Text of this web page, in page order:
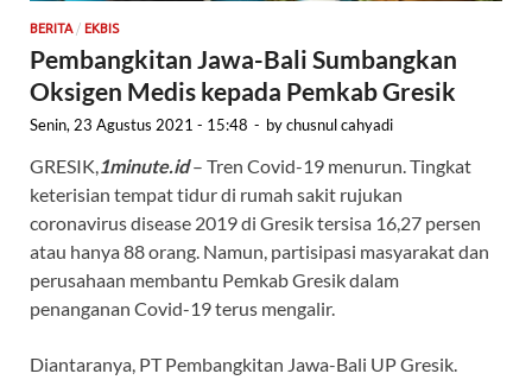
BERITA/ EKBIS
Pembangkitan Jawa-Bali Sumbangkan
Oksigen Medis kepada Pemkab Gresik
Senin, 23 Agustus 2021 - 15:48 - bychusnul cahyadi
GRESIK,1minute.id– Tren Covid-19 menurun. Tingkat
keterisian tempat tidur di rumah sakit rujukan
coronavirus disease 2019 di Gresik tersisa 16,27 persen
atau hanya 88 orang. Namun, partisipasi masyarakat dan
perusahaan membantu Pemkab Gresik dalam
penanganan Covid-19 terus mengalir.
Diantaranya, PT Pembangkitan Jawa-Bali UP Gresik.